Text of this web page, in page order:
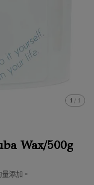
1 / 1
Wax/500g
添加。